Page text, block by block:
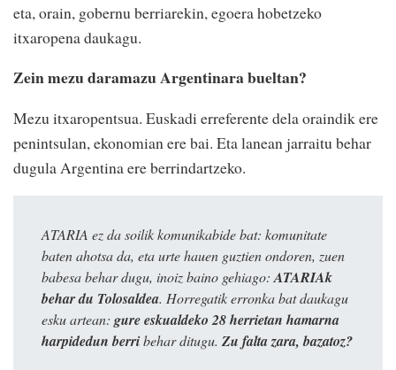
eta, orain, gobernu berriarekin, egoera hobetzeko
itxaropena daukagu.
Zein mezu daramazu Argentinara bueltan?
Mezu itxaropentsua. Euskadi erreferente dela oraindik ere
penintsulan, ekonomian ere bai. Eta lanean jarraitu behar
dugula Argentina ere berrindartzeko.
ATARIA ez da soilik komunikabide bat: komunitate
baten ahotsa da, eta urte hauen guztien ondoren, zuen
babesa behar dugu, inoiz baino gehiago: ATARIAk
behar du Tolosaldea. Horregatik erronka bat daukagu
esku artean: gure eskualdeko 28 herrietan hamarna
harpidedun berribehar ditugu. Zu falta zara, bazatoz?